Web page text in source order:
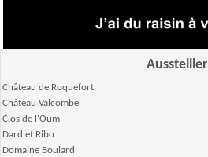
Ausstelller
Château de Roquefort
Château Valcombe
Clos de l'Oum
Dard et Ribo
Domaine Boulard